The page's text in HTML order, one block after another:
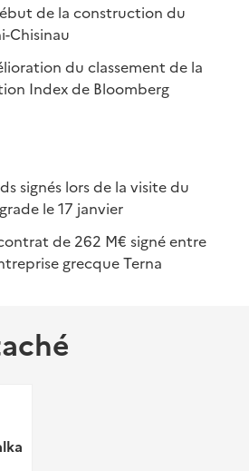
de la construction du
Chisinau
du classement de la
Index de Bloomberg
signés lors de la visite du
le 17 janvier
de 262 M€ signé entre
grecque Terna